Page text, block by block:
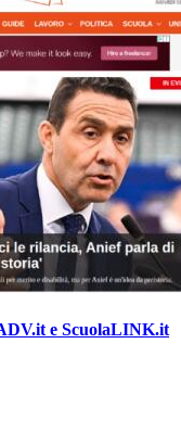
e ScuolaLINK.it